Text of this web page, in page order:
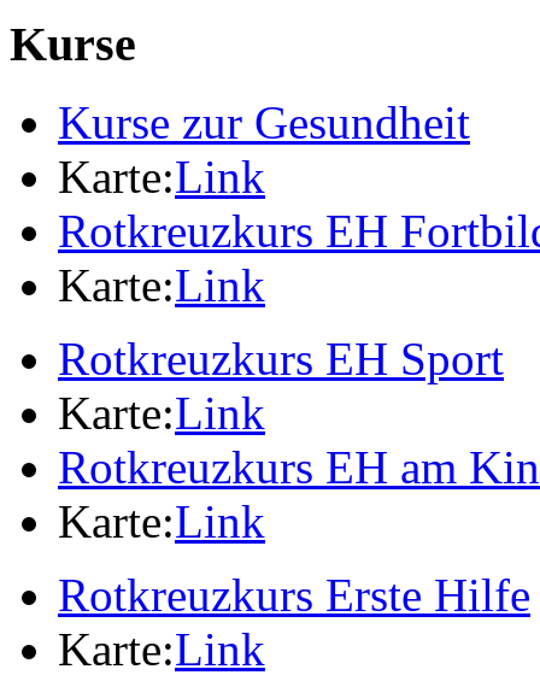
Kurse
Kurse zur Gesundheit
Karte:Link
Rotkreuzkurs EH
Karte:Link
Rotkreuzkurs EH Sport
Karte:Link
Rotkreuzkurs EH am
Karte:Link
Rotkreuzkurs Erste Hilfe
Karte:Link